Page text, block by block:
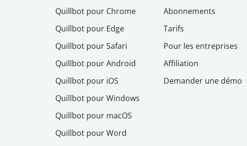
Quillbot pour Chrome
Quillbot pour Edge
Quillbot pour Safari
Quillbot pour Android
Quillbot pour iOS
Quillbot pour Windows
Quillbot pour macOS
Quillbot pour Word
Abonnements
Tarifs
Pour les entreprises
Affiliation
Demander une démo